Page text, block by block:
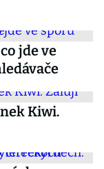
jde ve
Kiwi.